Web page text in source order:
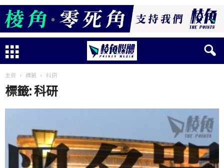
主頁 標籤 科研
標籤: 科研